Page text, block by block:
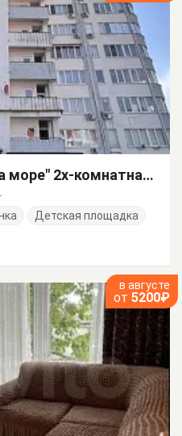
"С шикарным видом на море" 2х-комнатная квартира-студия
Детская площадка
в августе
от 5200₽